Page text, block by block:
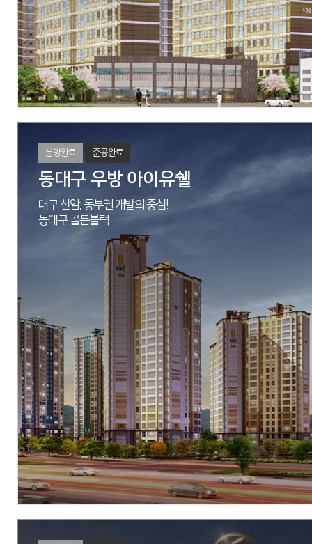
세대수 총 538세대
분양문의 053-642-4545
자세히 보기
M/H 대구광역시 수성구 황금동 844번지
현장 대구광역시 북구 연경중앙로11길 33
시행 DAEHYUN HOUSING SEOMI DEVELOPER
시공 (주)우방
세대수 503세대
분양문의 053-762-3232
자세히 보기
분양완료 준공완료
동대구 우방 아이유쉘
대구 신암, 동부권 개발의 중심!
동대구 골든블럭